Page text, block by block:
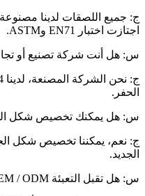
ج: جميع اللصقات لدينا
اجتازت اختبار EN71 وASTM.
س: هل أنت شركة تصنيع أو
الحفر.
س: هل يمكنك تخصيص شكل
ج: نعم، يمكننا تخصيص شكل
الجديد.
س: هل تقبل التعبئة OEM / ODM؟